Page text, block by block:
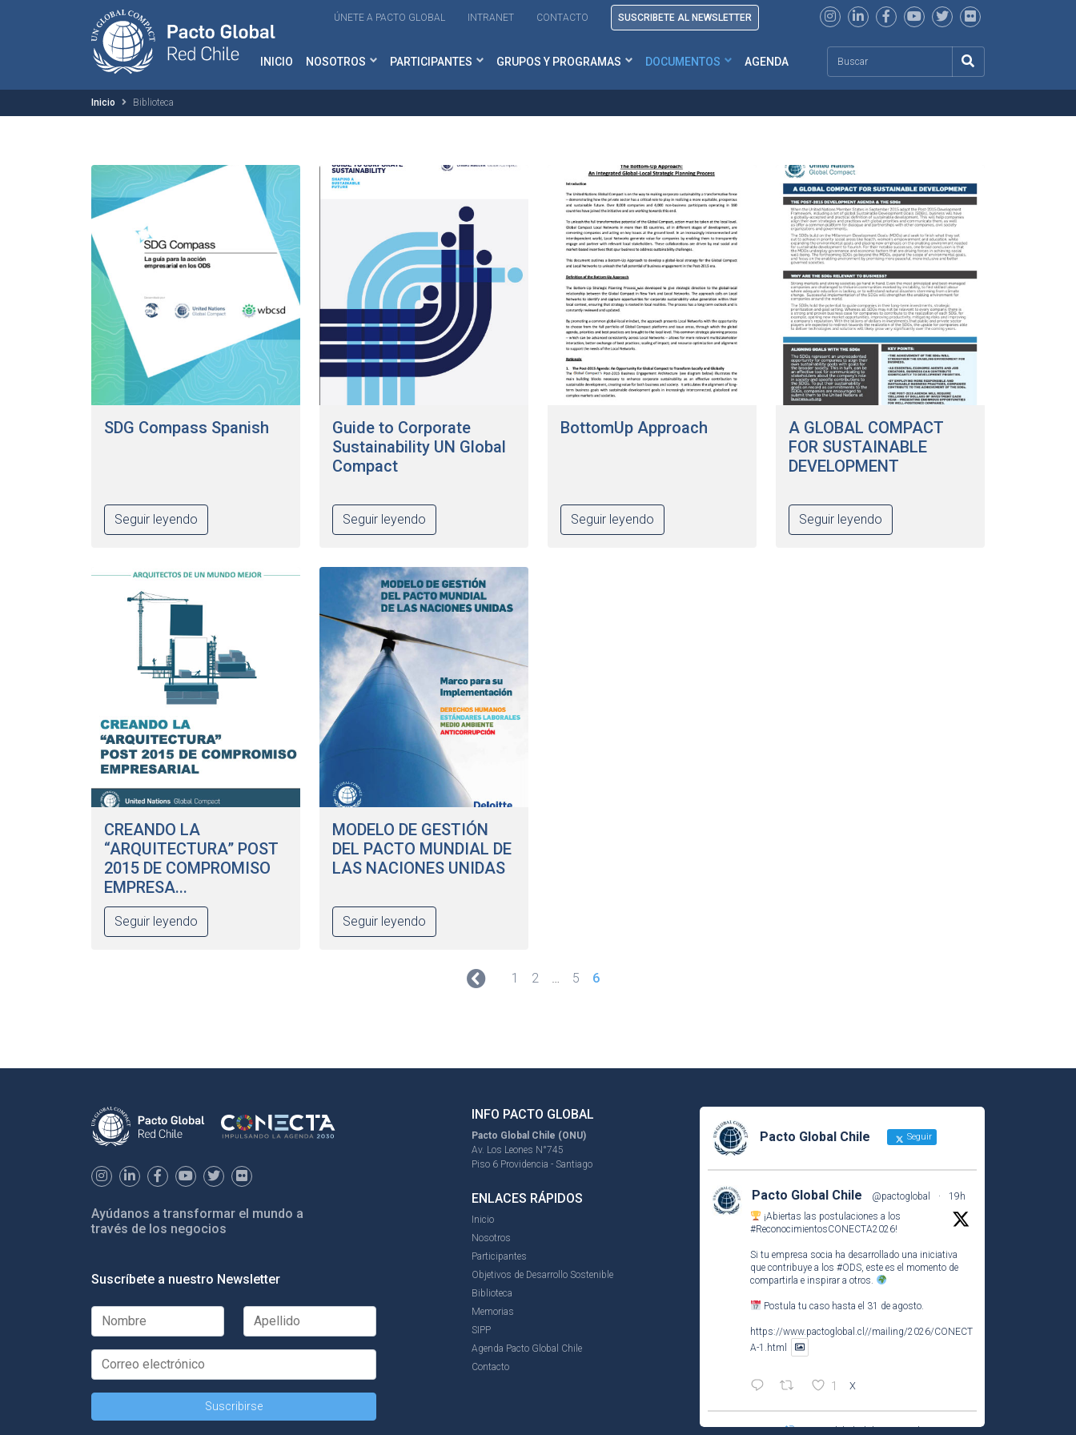
ÚNETE A PACTO GLOBAL INTRANET CONTACTO SUSCRIBETE AL NEWSLETTER
INICIO NOSOTROS PARTICIPANTES GRUPOS Y PROGRAMAS DOCUMENTOS AGENDA
Inicio Biblioteca
BIBLIOTECA
SDG Compass Spanish
Seguir leyendo
Guide to Corporate
Sustainability UN Global
Compact
Seguir leyendo
BottomUp Approach
Seguir leyendo
A GLOBAL COMPACT
FOR SUSTAINABLE
DEVELOPMENT
Seguir leyendo
CREANDO LA
“ARQUITECTURA” POST
2015 DE COMPROMISO
EMPRESA...
Seguir leyendo
MODELO DE GESTIÓN
DEL PACTO MUNDIAL DE
LAS NACIONES UNIDAS
Seguir leyendo
1 2 … 5 6
Ayúdanos a transformar el mundo a
través de los negocios
Suscríbete a nuestro Newsletter
INFO PACTO GLOBAL
Pacto Global Chile (ONU)
Av. Los Leones N°745
Piso 6 Providencia - Santiago
ENLACES RÁPIDOS
Inicio
Nosotros
Participantes
Objetivos de Desarrollo Sostenible
Biblioteca
Memorias
SIPP
Agenda Pacto Global Chile
Contacto
Pacto Global Chile Seguir
Pacto Global Chile @pactoglobal ·
19h
¡Abiertas las postulaciones a los
#ReconocimientosCONECTA2026!
Si tu empresa socia ha desarrollado una iniciativa
que contribuye a los #ODS, este es el momento de
compartirla e inspirar a otros.
Postula tu caso hasta el 31 de agosto.
https://www.pactoglobal.cl//mailing/2026/CONECT
A-1.html
1 X
Pacto Global Chile Retuiteado